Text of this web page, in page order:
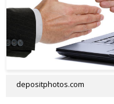
depositphotos.com